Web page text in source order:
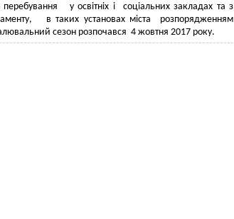
у освітніх і соціальних закладах та з
в таких установах міста розпорядженням
сезон розпочався 4 жовтня 2017 року.